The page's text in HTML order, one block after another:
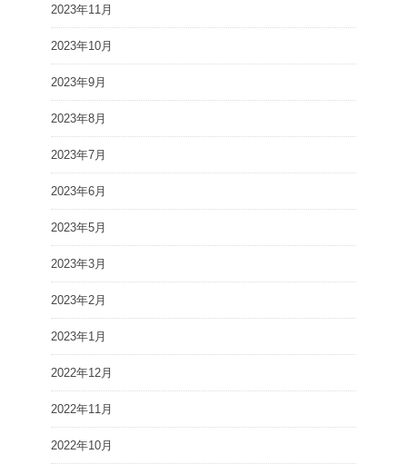
2023年11月
2023年10月
2023年9月
2023年8月
2023年7月
2023年6月
2023年5月
2023年3月
2023年2月
2023年1月
2022年12月
2022年11月
2022年10月